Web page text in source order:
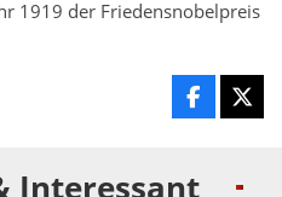
1919 der Friedensnobelpreis
Interessant